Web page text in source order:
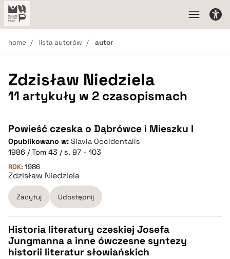
home lista autorów autor
Zdzisław Niedziela
11 artykuły w 2 czasopismach
Powieść czeska o Dąbrówce i Mieszku I
Opublikowano w: Slavia Occidentalis
1986 / Tom 43 / s. 97 - 103
ROK: 1986
Zdzisław Niedziela
Zacytuj Udostępnij
CZYSTY TEKST
Historia literatury czeskiej Josefa
Jungmanna a inne ówczesne syntezy
historii literatur słowiańskich